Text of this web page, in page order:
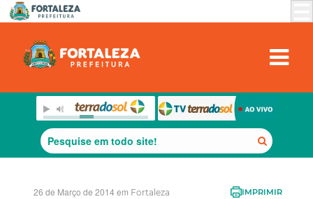
26 de Março de 2014 em Fortaleza IMPRIMIR